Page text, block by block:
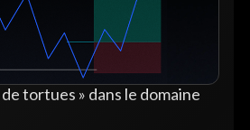
tortues » dans le domaine